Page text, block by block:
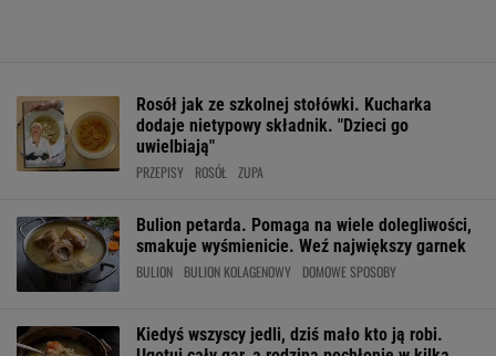
Rosół jak ze szkolnej stołówki. Kucharka
dodaje nietypowy składnik. "Dzieci go
uwielbiają"
PRZEPISY ROSÓŁ ZUPA
Bulion petarda. Pomaga na wiele dolegliwości,
smakuje wyśmienicie. Weź największy garnek
BULION BULION KOLAGENOWY DOMOWE SPOSOBY
Kiedyś wszyscy jedli, dziś mało kto ją robi.